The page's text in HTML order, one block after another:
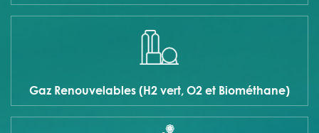
Gaz Renouvelables (H2 vert, O2 et Biométhane)